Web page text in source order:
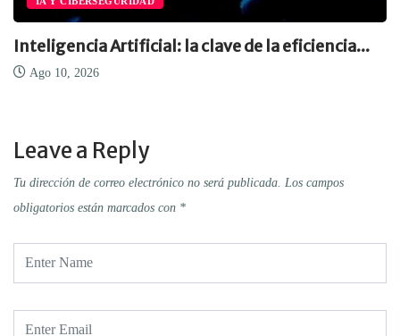
Inteligencia Artificial: la clave de la eficiencia...
Ago 10, 2026
Leave a Reply
Tu dirección de correo electrónico no será publicada. Los campos
obligatorios están marcados con *